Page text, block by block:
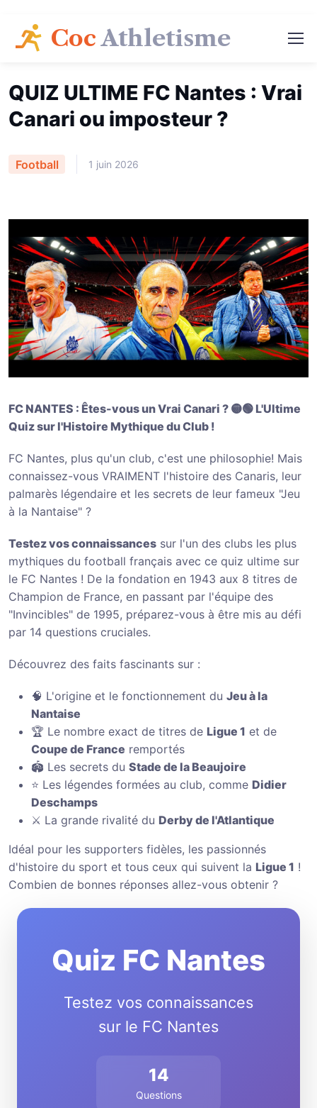
CocAthletisme
QUIZ ULTIME FC Nantes : Vrai
Canari ou imposteur ?
Football 1 juin 2026
FC NANTES : Êtes-vous un Vrai Canari ? 🟡🟢 L'Ultime
Quiz sur l'Histoire Mythique du Club !
FC Nantes, plus qu'un club, c'est une philosophie! Mais
connaissez-vous VRAIMENT l'histoire des Canaris, leur
palmarès légendaire et les secrets de leur fameux "Jeu
à la Nantaise" ?
Testez vos connaissances sur l'un des clubs les plus
mythiques du football français avec ce quiz ultime sur
le FC Nantes ! De la fondation en 1943 aux 8 titres de
Champion de France, en passant par l'équipe des
"Invincibles" de 1995, préparez-vous à être mis au défi
par 14 questions cruciales.
Découvrez des faits fascinants sur :
🧠 L'origine et le fonctionnement du Jeu à la
Nantaise
🏆 Le nombre exact de titres de Ligue 1 et de
Coupe de France remportés
🏟️ Les secrets du Stade de la Beaujoire
⭐ Les légendes formées au club, comme Didier
Deschamps
⚔️ La grande rivalité du Derby de l'Atlantique
Idéal pour les supporters fidèles, les passionnés
d'histoire du sport et tous ceux qui suivent la Ligue 1 !
Combien de bonnes réponses allez-vous obtenir ?
Quiz FC Nantes
Testez vos connaissances
sur le FC Nantes
14
Questions